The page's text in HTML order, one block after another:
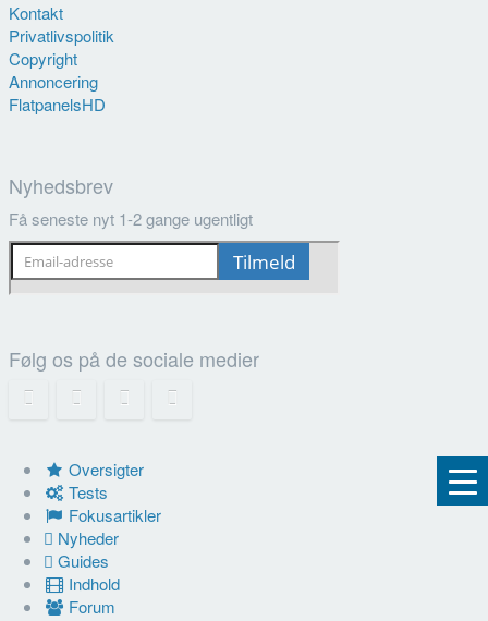
Kontakt
Privatlivspolitik
Copyright
Annoncering
FlatpanelsHD
Nyhedsbrev
Få seneste nyt 1-2 gange ugentligt
Følg os på de sociale medier
Oversigter
Tests
Fokusartikler
Nyheder
Guides
Indhold
Forum